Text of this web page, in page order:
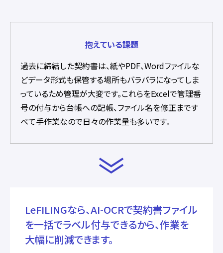
抱えている課題
過去に締結した契約書は、紙やPDF、Wordファイルな
どデータ形式も保管する場所もバラバラになってしま
っているため管理が大変です。これらをExcelで管理番
号の付与から台帳への記帳、ファイル名を修正まです
べて手作業なので日々の作業量も多いです。
LeFILINGなら、AI-OCRで契約書ファイル
を一括でラベル付与できるから、作業を
大幅に削減できます。